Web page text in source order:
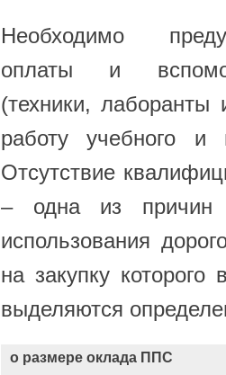
Необходимо
оплаты и
(техники,
работу учебного и
Отсутствие
– одна из причин
использования
на закупку
выделяются
о размере оклада ППС